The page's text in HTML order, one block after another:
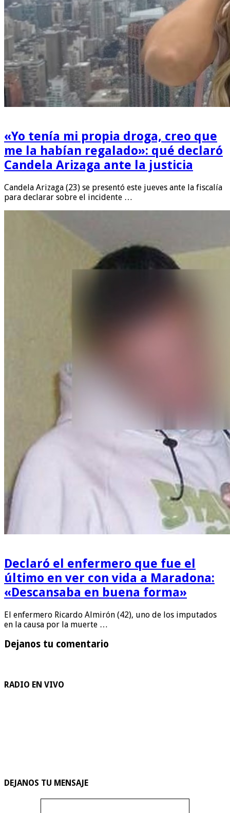
«Yo tenía mi propia droga, creo que
me la habían regalado»: qué declaró
Candela Arizaga ante la justicia
Candela Arizaga (23) se presentó este jueves ante la fiscalía
para declarar sobre el incidente …
Declaró el enfermero que fue el
último en ver con vida a Maradona:
«Descansaba en buena forma»
El enfermero Ricardo Almirón (42), uno de los imputados
en la causa por la muerte …
Dejanos tu comentario
RADIO EN VIVO
DEJANOS TU MENSAJE